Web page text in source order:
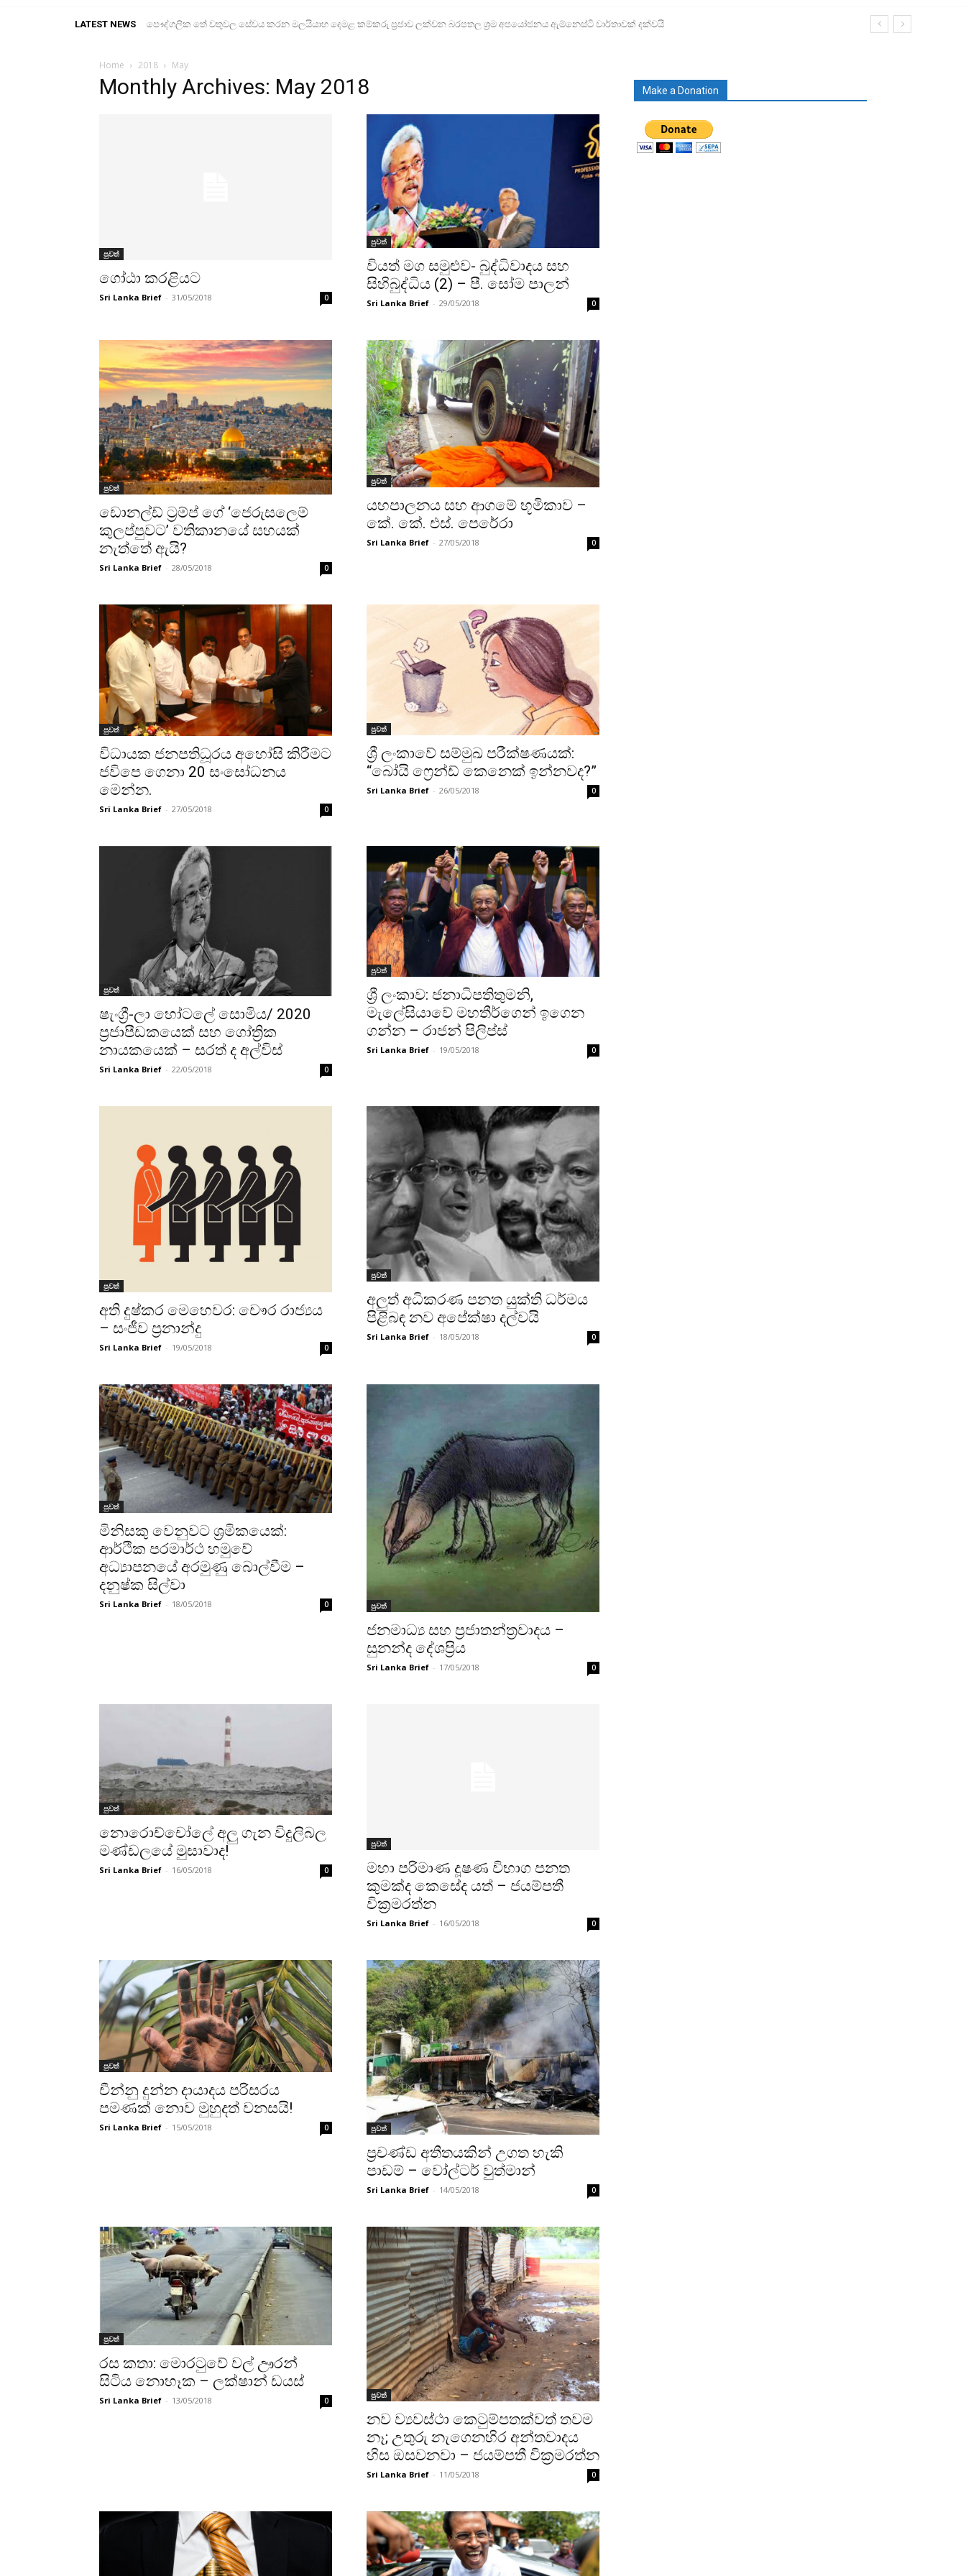
LATEST NEWS පෞද්ගලික තේ වතුවල සේවය කරන මලයියාහ දෙමළ කම්කරු ප්‍රජාව ලක්වන බරපතල ශ්‍රම අපයෝජනය ඇම්නෙස්ටි වාර්තාවක් දක්වයි
Home 2018 May
Monthly Archives: May 2018
පුවත්
ගෝඨා කරළියට
Sri Lanka Brief - 31/05/2018 0
පුවත්
වියත් මග සමුළුව- බුද්ධිවාදය සහ
සිහිබුද්ධිය (2) – පී. සෝම පාලන්
Sri Lanka Brief - 29/05/2018 0
පුවත්
ඩොනල්ඩ් ට්‍රම්ප් ගේ ‘ජෙරුසලෙම්
කුලප්පුවට’ වතිකානයේ සහයක්
නැත්තේ ඇයි?
Sri Lanka Brief - 28/05/2018 0
පුවත්
යහපාලනය සහ ආගමේ භූමිකාව –
කේ. කේ. එස්. පෙරේරා
Sri Lanka Brief - 27/05/2018 0
පුවත්
විධායක ජනපතිධූරය අහෝසි කිරීමට
ජවිපෙ ගෙනා 20 සංසෝධනය
මෙන්න.
Sri Lanka Brief - 27/05/2018 0
පුවත්
ශ්‍රී ලංකාවේ සම්මුඛ පරීක්ෂණයක්:
“බෝයි ෆ්‍රෙන්ඩ් කෙනෙක් ඉන්නවද?”
Sri Lanka Brief - 26/05/2018 0
පුවත්
ෂැංග්‍රී-ලා හෝටලේ සොමිය/ 2020
ප්‍රජාපීඩකයෙක් සහ ගෝත්‍රික
නායකයෙක් – සරත් ද අල්විස්
Sri Lanka Brief - 22/05/2018 0
පුවත්
ශ්‍රී ලංකාව: ජනාධිපතිතුමනි,
මැලේසියාවේ මහතීර්ගෙන් ඉගෙන
ගන්න – රාජන් පිලිප්ස්
Sri Lanka Brief - 19/05/2018 0
පුවත්
අති දුෂ්කර මෙහෙවර: චෞර රාජ්‍යය
– සංජීව ප්‍රනාන්දු
Sri Lanka Brief - 19/05/2018 0
පුවත්
අලුත් අධිකරණ පනත යුක්ති ධර්මය
පිළිබඳ නව අපේක්ෂා දල්වයි
Sri Lanka Brief - 18/05/2018 0
පුවත්
මිනිසකු වෙනුවට ශ්‍රමිකයෙක්:
ආර්ථික පරමාර්ථ හමුවේ
අධ්‍යාපනයේ අරමුණු බොල්වීම –
දනුෂ්ක සිල්වා
Sri Lanka Brief - 18/05/2018 0 පුවත්
ජනමාධ්‍ය සහ ප්‍රජාතන්ත්‍රවාදය –
සුනන්ද දේශප්‍රිය
Sri Lanka Brief - 17/05/2018 0
පුවත්
නොරොච්චෝලේ අලු ගැන විදුලිබල
මණ්ඩලයේ මුසාවාද!
Sri Lanka Brief - 16/05/2018 0
පුවත්
මහා පරිමාණ දූෂණ විභාග පනත
කුමක්ද කෙසේද යත් – ජයම්පතී
වික්‍රමරත්න
Sri Lanka Brief - 16/05/2018 0
පුවත්
චීන්නු දුන්න දායාදය පරිසරය
පමණක් නොව මුහුදත් වනසයි!
Sri Lanka Brief - 15/05/2018 0 පුවත්
ප්‍රචණ්ඩ අතීතයකින් උගත හැකි
පාඩම් – වෝල්ටර් වුත්මාන්
Sri Lanka Brief - 14/05/2018 0
පුවත්
රස කතා: මොරටුවේ වල් ඌරන්
සිටිය නොහෑක – ලක්ෂාන් ඩයස්
Sri Lanka Brief - 13/05/2018 0
පුවත්
නව ව්‍යවස්ථා කෙටුම්පතක්වත් තවම
නෑ; උතුරු නැගෙනහිර අන්තවාදය
හිස ඔසවනවා – ජයම්පතී වික්‍රමරත්න
Sri Lanka Brief - 11/05/2018 0
Make a Donation